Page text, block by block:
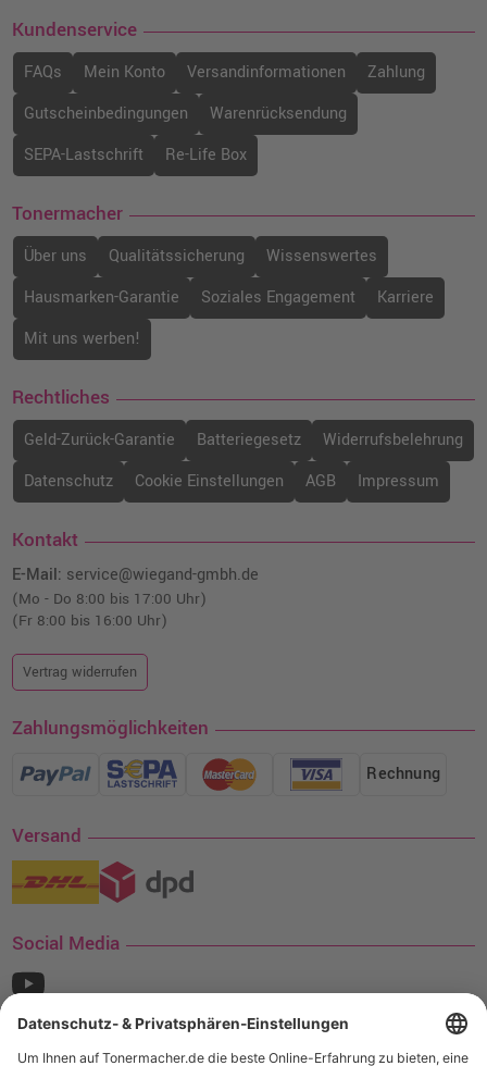
Kundenservice
FAQs Mein Konto Versandinformationen
Zahlung
Gutscheinbedingungen
Warenrücksendung
SEPA-Lastschrift
Re-Life Box
Tonermacher
Über uns Qualitätssicherung
Wissenswertes
Hausmarken-Garantie
Soziales Engagement
Karriere
Mit uns werben!
Rechtliches
Geld-Zurück-Garantie Batteriegesetz
Widerrufsbelehrung
Datenschutz
Cookie Einstellungen AGB Impressum
Kontakt
E-Mail: service@wiegand-gmbh.de
(Mo - Do 8:00 bis 17:00 Uhr)
(Fr 8:00 bis 16:00 Uhr)
Vertrag widerrufen
Zahlungsmöglichkeiten
Rechnung
Versand
Social Media
¹ Nur gültig für den Versand innerhalb Deutschlands. Befindet sich ein Warenwert
von mindestens 35€ (inkl. Mwst.) an Ampertec Artikeln in Ihrem Warenkorb, ist der